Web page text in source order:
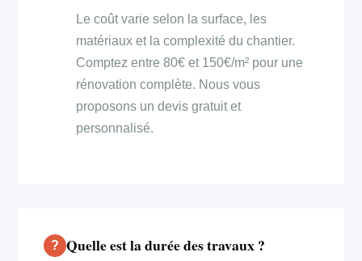
Le coût varie selon la surface, les
matériaux et la complexité du chantier.
Comptez entre 80€ et 150€/m² pour une
rénovation complète. Nous vous
proposons un devis gratuit et
personnalisé.
Quelle est la durée des travaux ?